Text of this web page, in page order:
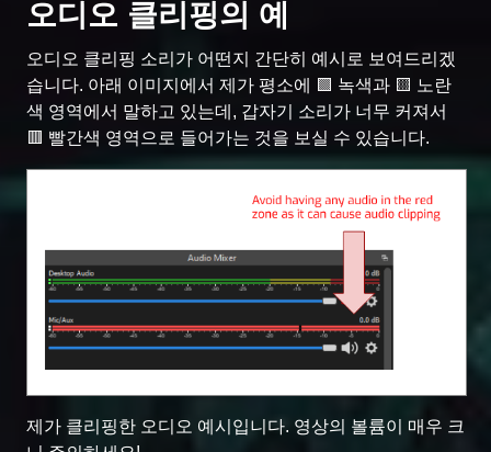
오디오 클리핑의 예
오디오 클리핑 소리가 어떤지 간단히 예시로 보여드리겠
습니다. 아래 이미지에서 제가 평소에 🟩 녹색과 🟨 노란
색 영역에서 말하고 있는데, 갑자기 소리가 너무 커져서
🟥 빨간색 영역으로 들어가는 것을 보실 수 있습니다.
제가 클리핑한 오디오 예시입니다. 영상의 볼륨이 매우 크